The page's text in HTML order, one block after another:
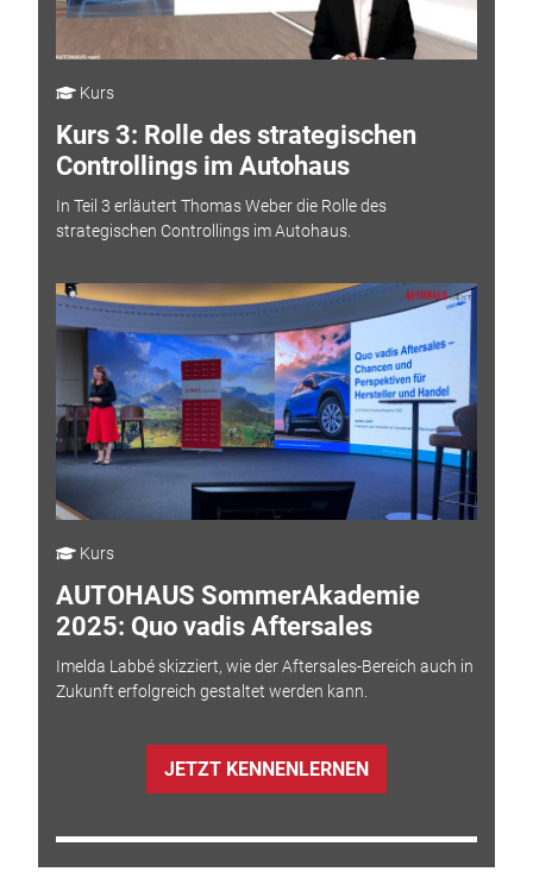
Kurs
Kurs 3: Rolle des strategischen
Controllings im Autohaus
In Teil 3 erläutert Thomas Weber die Rolle des
strategischen Controllings im Autohaus.
Kurs
AUTOHAUS SommerAkademie
2025: Quo vadis Aftersales
Imelda Labbé skizziert, wie der Aftersales-Bereich auch in
Zukunft erfolgreich gestaltet werden kann.
JETZT KENNENLERNEN